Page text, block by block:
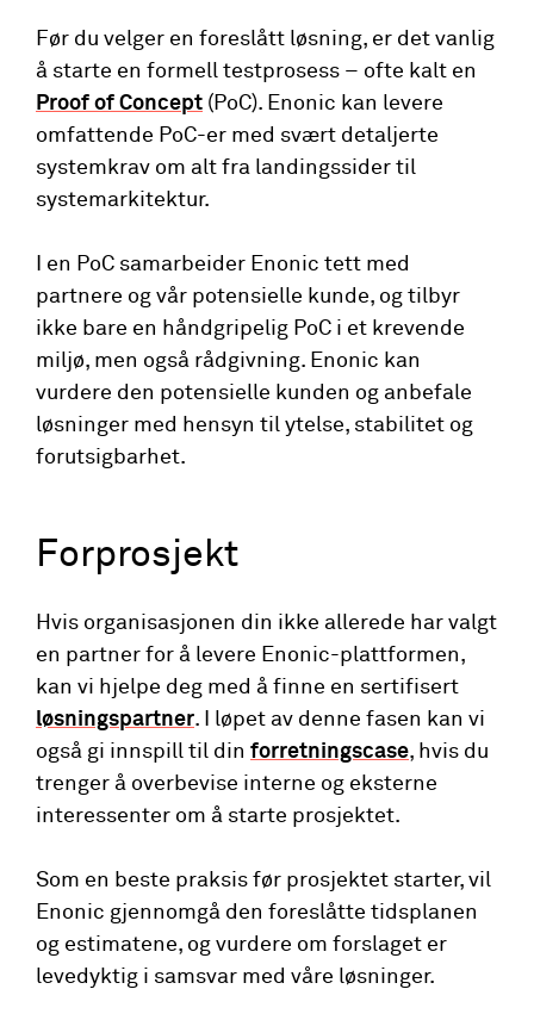
Før du velger en foreslått løsning, er det vanlig
å starte en formell testprosess – ofte kalt en
Proof of Concept (PoC). Enonic kan levere
omfattende PoC-er med svært detaljerte
systemkrav om alt fra landingssider til
systemarkitektur.
I en PoC samarbeider Enonic tett med
partnere og vår potensielle kunde, og tilbyr
ikke bare en håndgripelig PoC i et krevende
miljø, men også rådgivning. Enonic kan
vurdere den potensielle kunden og anbefale
løsninger med hensyn til ytelse, stabilitet og
forutsigbarhet.
Forprosjekt
Hvis organisasjonen din ikke allerede har valgt
en partner for å levere Enonic-plattformen,
kan vi hjelpe deg med å finne en sertifisert
løsningspartner. I løpet av denne fasen kan vi
også gi innspill til din forretningscase, hvis du
trenger å overbevise interne og eksterne
interessenter om å starte prosjektet.
Som en beste praksis før prosjektet starter, vil
Enonic gjennomgå den foreslåtte tidsplanen
og estimatene, og vurdere om forslaget er
levedyktig i samsvar med våre løsninger.